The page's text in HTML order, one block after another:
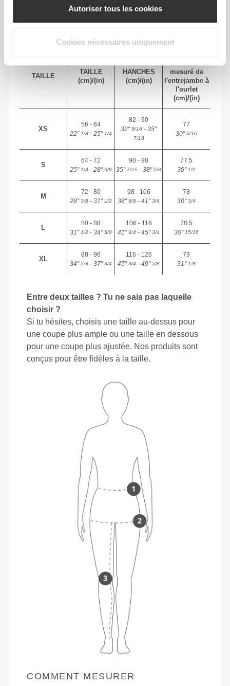
Autoriser tous les cookies
Cookies nécessaires uniquement
TAILLE RECOMMANDÉE EN FONCTION DE
TES MENSURATIONS
TAILLE
TAILLE
(cm)/(in)
HANCHES
(cm)/(in)
mesuré de
l'entrejambe à
l'ourlet
(cm)/(in)
XS
56 - 64
22"1/8 - 25"1/4
82 - 90
32"5/16 - 35"
7/16
77
30"5/16
S
64 - 72
25"1/4 - 28"3/8
90 - 98
35"7/16 - 38"5/8
77.5
30"1/2
M
72 - 80
28"3/8 - 31"1/2
98 - 106
38"5/8 - 41"3/4
78
30"3/4
L
80 - 88
31"1/2 - 34"5/8
106 - 116
41"3/4 - 45"3/4
78.5
30"15/16
XL
88 - 96
34"5/8 - 37"3/4
116 - 126
45"3/4 - 49"5/8
79
31"1/8
Entre deux tailles ? Tu ne sais pas laquelle
choisir ?
Si tu hésites, choisis une taille au-dessus pour
une coupe plus ample ou une taille en dessous
pour une coupe plus ajustée. Nos produits sont
conçus pour être fidèles à la taille.
COMMENT MESURER